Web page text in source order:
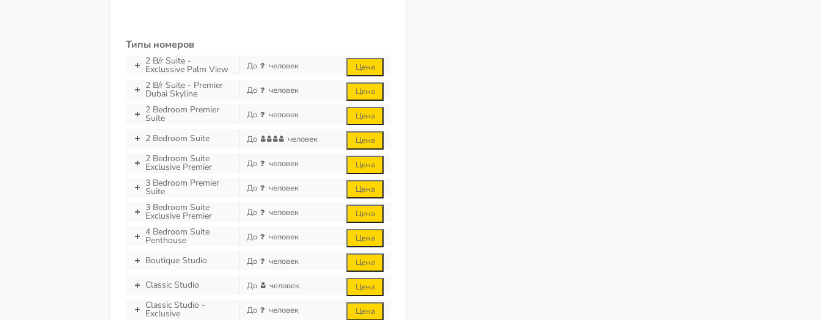
Типы номеров
2 B/r Suite -
Exclussive Palm View До человек Цена
2 B/r Suite - Premier
Dubai Skyline До человек Цена
2 Bedroom Premier
Suite До человек Цена
2 Bedroom Suite До человек Цена
2 Bedroom Suite
Exclusive Premier До человек Цена
3 Bedroom Premier
Suite До человек Цена
3 Bedroom Suite
Exclusive Premier До человек Цена
4 Bedroom Suite
Penthouse До человек Цена
Boutique Studio До человек Цена
Classic Studio До человек Цена
Classic Studio -
Exclusive До человек Цена